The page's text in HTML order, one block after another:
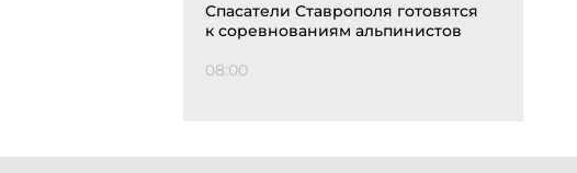
Спасатели Ставрополя готовятся
к соревнованиям альпинистов
08:00